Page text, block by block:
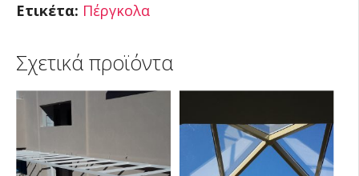
Ετικέτα: Πέργκολα
Σχετικά προϊόντα